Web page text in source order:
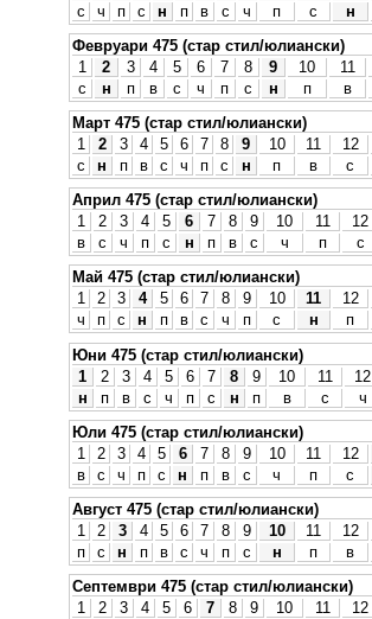
с
ч п с н п в с ч п с н
Февруари 475 (стар стил/юлиански)
1
2 3 4 5 6 7 8 9 10 11
с
н п в с ч п с н п в
Март 475 (стар стил/юлиански)
1
2 3 4 5 6 7 8 9 10 11 12
с
н п в с ч п с н п в с
Април 475 (стар стил/юлиански)
1
2 3 4 5 6 7 8 9 10 11 12
в
с ч п с н п в с ч п с
Май 475 (стар стил/юлиански)
1
2 3 4 5 6 7 8 9 10 11 12
ч
п с н п в с ч п с н п
Юни 475 (стар стил/юлиански)
1
2 3 4 5 6 7 8 9 10 11 12
н
п в с ч п с н п в с ч
Юли 475 (стар стил/юлиански)
1
2 3 4 5 6 7 8 9 10 11 12
в
с ч п с н п в с ч п с
Август 475 (стар стил/юлиански)
1
2 3 4 5 6 7 8 9 10 11 12
п
с н п в с ч п с н п в
Септември 475 (стар стил/юлиански)
1
2 3 4 5 6 7 8 9 10 11 12